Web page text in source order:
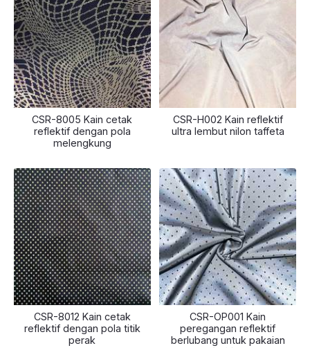
CSR-8005 Kain cetak
reflektif dengan pola
melengkung
CSR-H002 Kain reflektif
ultra lembut nilon taffeta
CSR-8012 Kain cetak
reflektif dengan pola titik
perak
CSR-OP001 Kain
peregangan reflektif
berlubang untuk pakaian